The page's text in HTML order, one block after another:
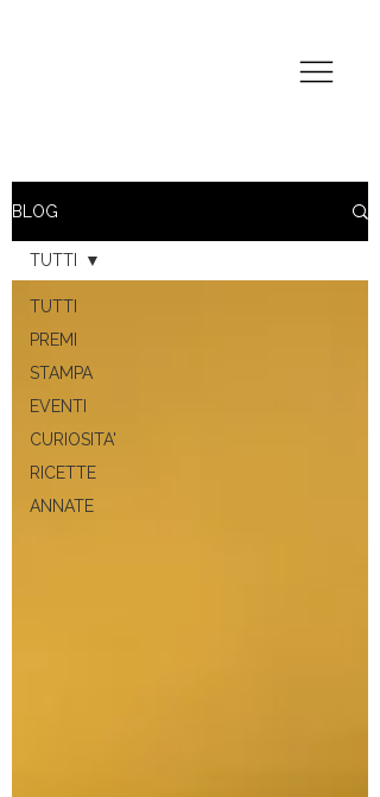
BLOG
TUTTI
PREMI
STAMPA
EVENTI
CURIOSITA'
RICETTE
ANNATE
TUTTI